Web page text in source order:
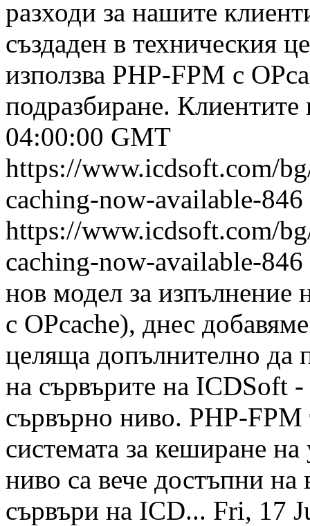
разходи за нашите
създаден в техническия
използва PHP-FPM с
подразбиране.
04:00:00 GMT
https://www.icdsoft.com/
caching-now-available-846
https://www.icdsoft.com/
caching-now-available-846
нов модел за
с OPcache), днес
целяща допълнително да
на сървърите на ICDSoft
сървърно ниво. PHP-FPM
системата за кеширане
ниво са вече достъпни на
сървъри на ICD... Fri, 17